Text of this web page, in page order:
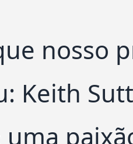
nosso
Keith
uma